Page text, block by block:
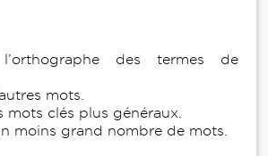
des termes de
mots.
mots clés plus généraux.
moins grand nombre de mots.